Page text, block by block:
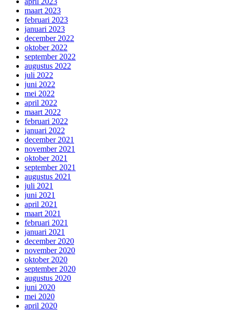
maart 2023
februari 2023
januari 2023
december 2022
oktober 2022
september 2022
augustus 2022
juli 2022
juni 2022
mei 2022
april 2022
maart 2022
februari 2022
januari 2022
december 2021
november 2021
oktober 2021
september 2021
augustus 2021
juli 2021
juni 2021
april 2021
maart 2021
februari 2021
januari 2021
december 2020
november 2020
oktober 2020
september 2020
augustus 2020
juni 2020
mei 2020
april 2020